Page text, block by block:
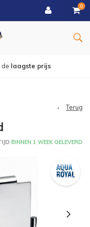
0
€ 150
Terug
BINNEN 1 WEEK GELEVERD